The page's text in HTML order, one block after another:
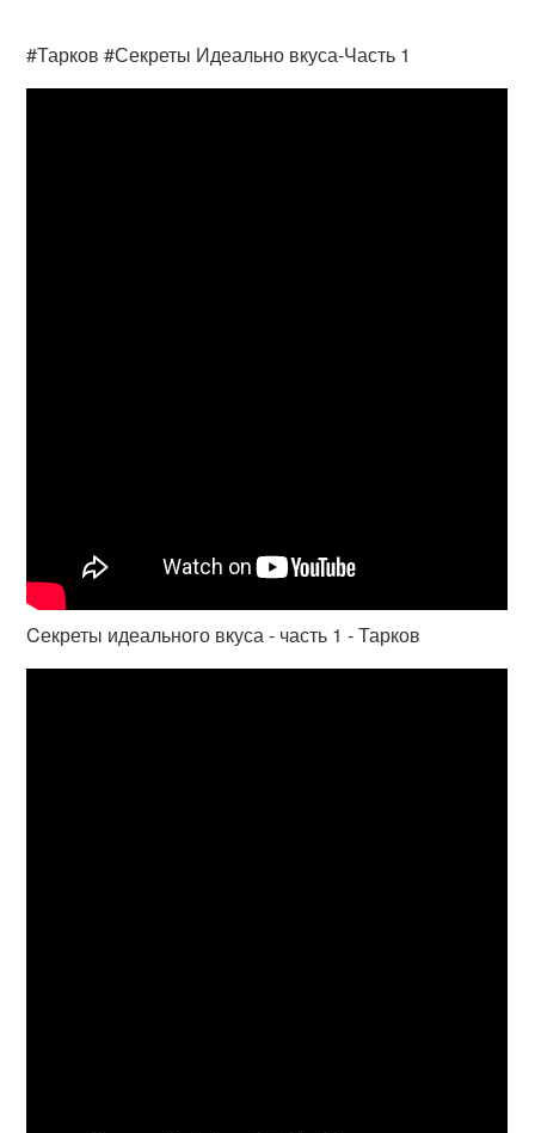
#Тарков #Секреты Идеально вкуса-Часть 1
Cекреты идеального вкуса - часть 1 - Тарков